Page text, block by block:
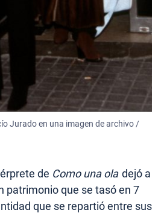
Jurado en una imagen de archivo /
de Como una ola dejó a
patrimonio que se tasó en 7
que se repartió entre sus